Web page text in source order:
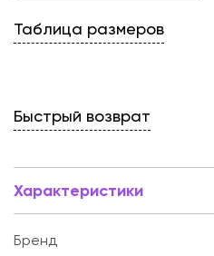
Таблица размеров
Быстрый возврат
Характеристики
Бренд